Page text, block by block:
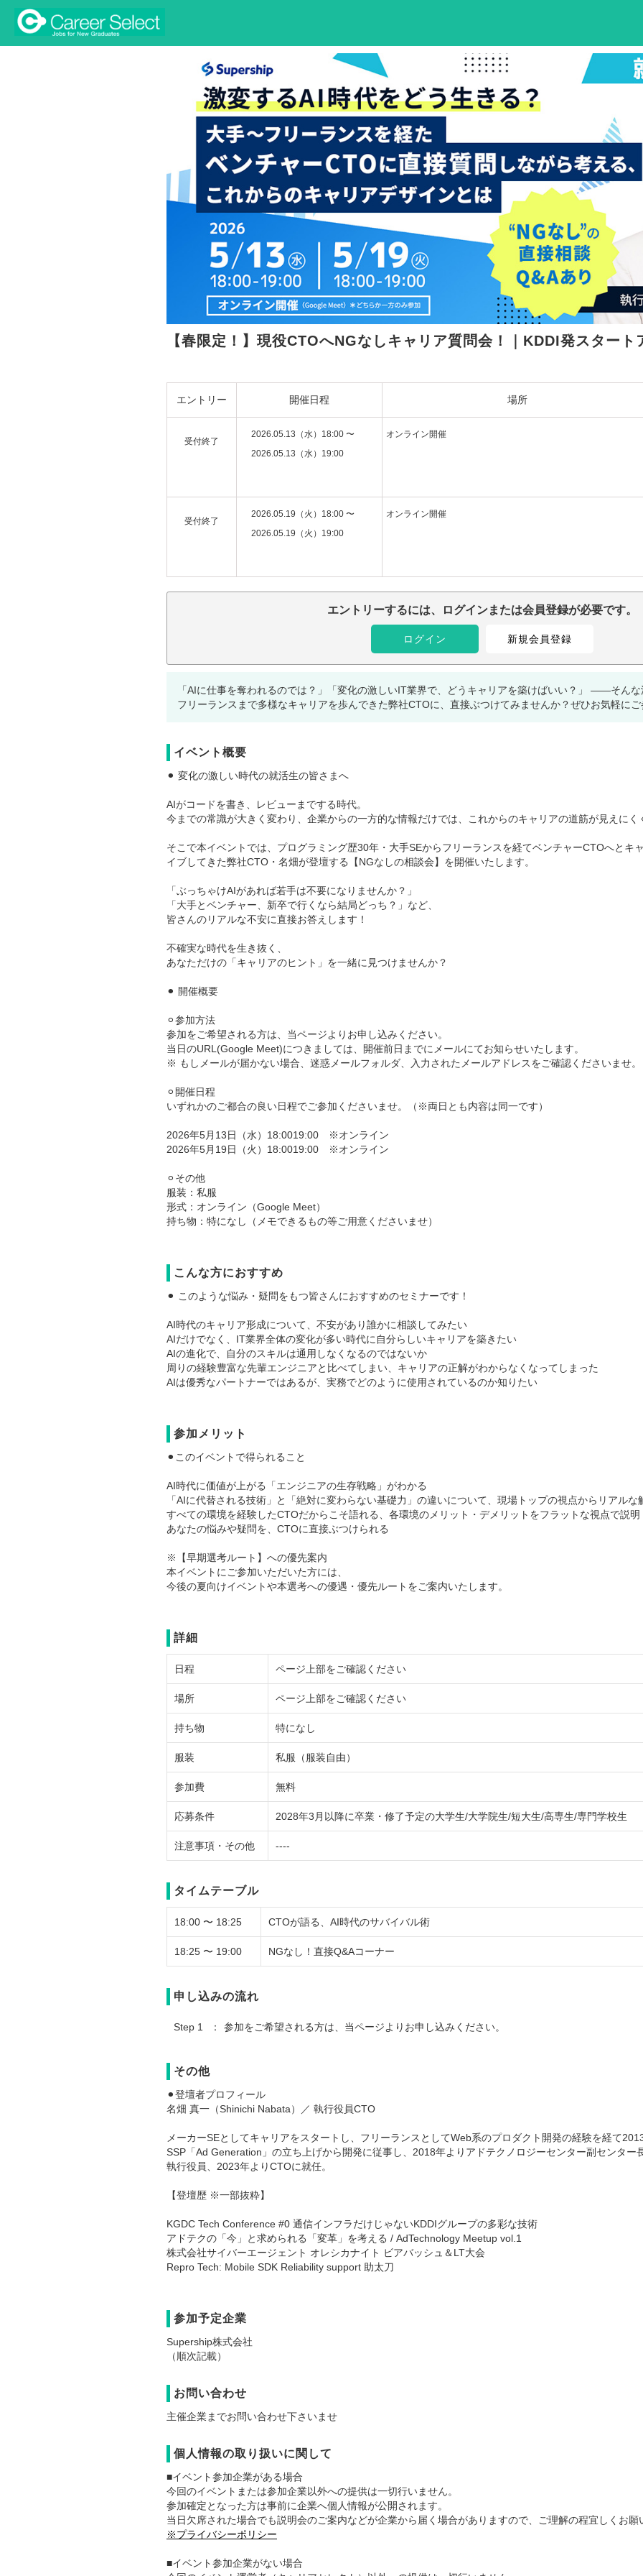
【春限定！】現役CTOへNGなしキャリア質問会！｜KDDI発スタート
エントリー 開催日程 場所
受付終了
2026.05.13（水）18:00 〜
2026.05.13（水）19:00
オンライン開催
受付終了
2026.05.19（火）18:00 〜
2026.05.19（火）19:00
オンライン開催
注意事項：
エントリーするには、ログインまたは会員登録が必要です。
ログイン 新規会員登録
「AIに仕事を奪われるのでは？」「変化の激しいIT業界で、どうキャリアを築けばいい？」 ——そん
フリーランスまで多様なキャリアを歩んできた弊社CTOに、直接ぶつけてみませんか？ぜひお気軽に
イベント概要
⚫︎ 変化の激しい時代の就活生の皆さまへ
AIがコードを書き、レビューまでする時代。
今までの常識が大きく変わり、企業からの一方的な情報だけでは、これからのキャリアの道筋が見えに
そこで本イベントでは、プログラミング歴30年・大手SEからフリーランスを経てベンチャーCTOへとキ
イブしてきた弊社CTO・名畑が登壇する【NGなしの相談会】を開催いたします。
「ぶっちゃけAIがあれば若手は不要になりませんか？」
「大手とベンチャー、新卒で行くなら結局どっち？」など、
皆さんのリアルな不安に直接お答えします！
不確実な時代を生き抜く、
あなただけの「キャリアのヒント」を一緒に見つけませんか？
⚫︎ 開催概要
⚪︎参加方法
参加をご希望される方は、当ページよりお申し込みください。
当日のURL(Google Meet)につきましては、開催前日までにメールにてお知らせいたします。
※ もしメールが届かない場合、迷惑メールフォルダ、入力されたメールアドレスをご確認くださいませ。
⚪︎開催日程
いずれかのご都合の良い日程でご参加くださいませ。（※両日とも内容は同一です）
2026年5月13日（水）18:0019:00 ※オンライン
2026年5月19日（火）18:0019:00 ※オンライン
⚪︎その他
服装：私服
形式：オンライン（Google Meet）
持ち物：特になし（メモできるもの等ご用意くださいませ）
こんな方におすすめ
⚫︎ このような悩み・疑問をもつ皆さんにおすすめのセミナーです！
AI時代のキャリア形成について、不安があり誰かに相談してみたい
AIだけでなく、IT業界全体の変化が多い時代に自分らしいキャリアを築きたい
AIの進化で、自分のスキルは通用しなくなるのではないか
周りの経験豊富な先輩エンジニアと比べてしまい、キャリアの正解がわからなくなってしまった
AIは優秀なパートナーではあるが、実務でどのように使用されているのか知りたい
参加メリット
⚫︎このイベントで得られること
AI時代に価値が上がる「エンジニアの生存戦略」がわかる
「AIに代替される技術」と「絶対に変わらない基礎力」の違いについて、現場トップの視点からリアルな
すべての環境を経験したCTOだからこそ語れる、各環境のメリット・デメリットをフラットな視点で説明
あなたの悩みや疑問を、CTOに直接ぶつけられる
※【早期選考ルート】への優先案内
本イベントにご参加いただいた方には、
今後の夏向けイベントや本選考への優遇・優先ルートをご案内いたします。
詳細
日程 ページ上部をご確認ください
場所 ページ上部をご確認ください
持ち物 特になし
服装 私服（服装自由）
参加費 無料
応募条件 2028年3月以降に卒業・修了予定の大学生/大学院生/短大生/高専生/専門学校生
注意事項・その他 ----
タイムテーブル
18:00 〜 18:25 CTOが語る、AI時代のサバイバル術
18:25 〜 19:00 NGなし！直接Q&Aコーナー
申し込みの流れ
Step 1 参加をご希望される方は、当ページよりお申し込みください。
その他
⚫︎登壇者プロフィール
名畑 真一（Shinichi Nabata）／ 執行役員CTO
メーカーSEとしてキャリアをスタートし、フリーランスとしてWeb系のプロダクト開発の経験を経て
SSP「Ad Generation」の立ち上げから開発に従事し、2018年よりアドテクノロジーセンター副センター
執行役員、2023年よりCTOに就任。
【登壇歴 ※一部抜粋】
KGDC Tech Conference #0 通信インフラだけじゃないKDDIグループの多彩な技術
アドテクの「今」と求められる「変革」を考える / AdTechnology Meetup vol.1
株式会社サイバーエージェント オレシカナイト ビアバッシュ＆LT大会
Repro Tech: Mobile SDK Reliability support 助太刀
参加予定企業
Supership株式会社
（順次記載）
お問い合わせ
主催企業までお問い合わせ下さいませ
個人情報の取り扱いに関して
■イベント参加企業がある場合
今回のイベントまたは参加企業以外への提供は一切行いません。
参加確定となった方は事前に企業へ個人情報が公開されます。
当日欠席された場合でも説明会のご案内などが企業から届く場合がありますので、ご理解の程宜しくお願
※プライバシーポリシー
■イベント参加企業がない場合